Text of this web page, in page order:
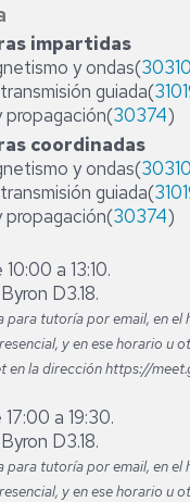
impartidas
y ondas(30310
guiada(
propagación(30374)
coordinadas
y ondas(30310
guiada(
propagación(30374)
10:00 a 13:10.
D3.18.
para tutoría por email, en el
y en ese horario u
en la dirección https://
17:00 a 19:30.
D3.18.
para tutoría por email, en el
y en ese horario u